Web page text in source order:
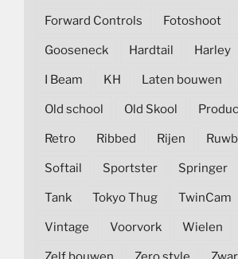
Forward Controls Fotoshoot
Gooseneck Hardtail Harley
I Beam KH Laten bouwen
Old school Old Skool
Retro Ribbed Rijen
Softail Sportster Springer
Tank Tokyo Thug TwinCam
Vintage Voorvork Wielen